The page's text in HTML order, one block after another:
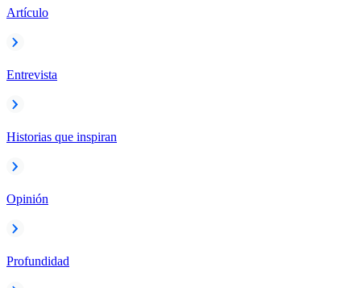
Artículo
Entrevista
Historias que inspiran
Opinión
Profundidad